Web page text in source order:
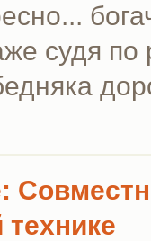
судя по
технике